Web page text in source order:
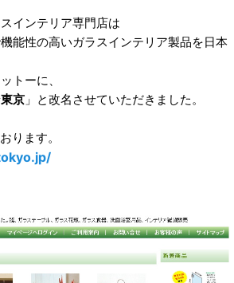
インテリア専門店は
機能性の高いガラスインテリア製品を日本
トーに、
京 」と改名させていただきました。
ります。